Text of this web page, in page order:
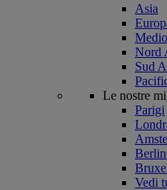
Asia
Nord
Sud
Le nostre
Parigi
Vedi